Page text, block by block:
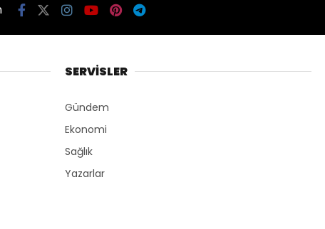
SERVİSLER
Gündem
Ekonomi
Sağlık
Yazarlar